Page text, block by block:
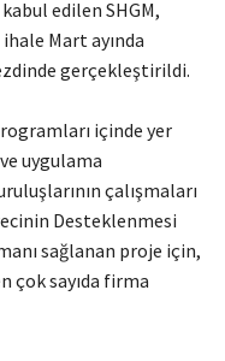
kabul edilen SHGM,
Mart ayında
gerçekleştirildi.
içinde yer
uygulama
çalışmaları
Desteklenmesi
sağlanan proje için,
çok sayıda firma